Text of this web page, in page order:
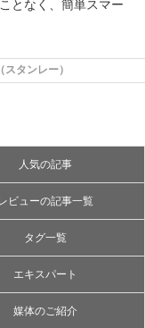
となく、簡単スマー
タンレー）
人気の記事
レビューの記事一覧
タグ一覧
エキスパート
媒体のご紹介